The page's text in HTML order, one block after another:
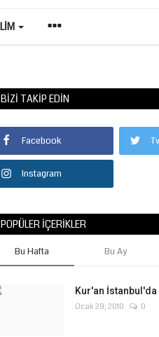
BIZI TAKIP EDIN
Facebook
Instagram
POPÜLER İÇERIKLER
Bu Hafta Bu Ay
Kur'an İstanbul'da
Ocak 29, 2010 0